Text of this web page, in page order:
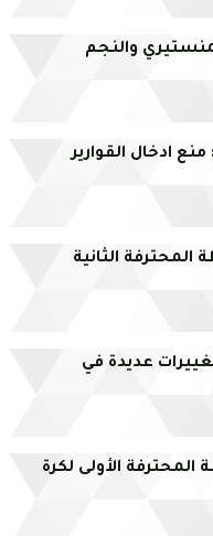
والنجم
ادخال القوارير
المحترفة الثانية
عديدة في
المحترفة الأولى لكرة